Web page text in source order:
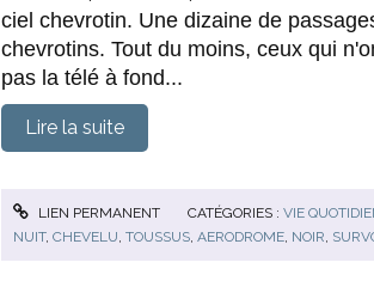
ciel chevrotin. Une dizaine de
chevrotins. Tout du moins, ceux qui
pas la télé à fond...
Lire la suite
LIEN PERMANENT CATÉGORIES : VIE
NUIT,CHEVELU,TOUSSUS,AERODROME, NOIR,